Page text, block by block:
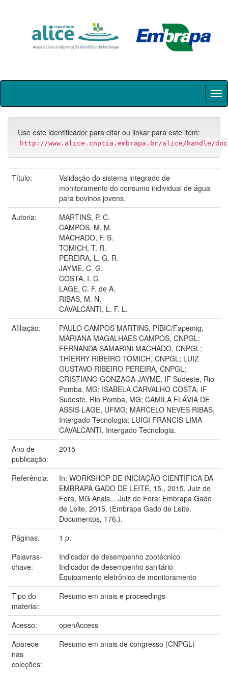
Skip
Use este identificador para citar ou linkar para este item:
http://www.alice.cnptia.embrapa.br/alice/handle/doc/
Título:
Validação do sistema integrado de
monitoramento do consumo individual de água
para bovinos jovens.
Autoria:
MARTINS, P. C.
CAMPOS, M. M.
MACHADO, F. S.
TOMICH, T. R.
PEREIRA, L. G. R.
JAYME, C. G.
COSTA, I. C.
LAGE, C. F. de A.
RIBAS, M. N.
CAVALCANTI, L. F. L.
Afiliação:
PAULO CAMPOS MARTINS, PIBIC/Fapemig;
MARIANA MAGALHAES CAMPOS, CNPGL;
FERNANDA SAMARINI MACHADO, CNPGL;
THIERRY RIBEIRO TOMICH, CNPGL; LUIZ
GUSTAVO RIBEIRO PEREIRA, CNPGL;
CRISTIANO GONZAGA JAYME, IF Sudeste, Rio
Pomba, MG; ISABELA CARVALHO COSTA, IF
Sudeste, Rio Pomba, MG; CAMILA FLÁVIA DE
ASSIS LAGE, UFMG; MARCELO NEVES RIBAS,
Intergado Tecnologia; LUIGI FRANCIS LIMA
CAVALCANTI, Intergado Tecnologia.
Ano de
publicação:
2015
Referência:
In: WORKSHOP DE INICIAÇÃO CIENTÍFICA DA
EMBRAPA GADO DE LEITE, 15., 2015, Juiz de
Fora, MG Anais... Juiz de Fora: Embrapa Gado
de Leite, 2015. (Embrapa Gado de Leite.
Documentos, 176.).
Páginas:
1 p.
Palavras-
chave:
Indicador de desempenho zootécnico
Indicador de desempenho sanitário
Equipamento eletrônico de monitoramento
Tipo do
material:
Resumo em anais e proceedings
Acesso:
openAccess
Aparece
nas
coleções:
Resumo em anais de congresso (CNPGL)